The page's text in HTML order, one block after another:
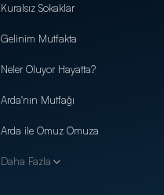
Kuralsız Sokaklar
Gelinim Mutfakta
Neler Oluyor Hayatta?
Arda'nın Mutfağı
Arda ile Omuz Omuza
Daha Fazla